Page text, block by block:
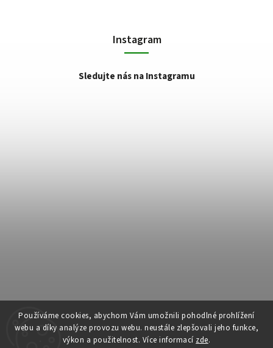
Používáme cookies, abychom Vám umožnili pohodlné prohlížení
webu a díky analýze provozu webu. neustále zlepšovali jeho funkce,
výkon a použitelnost. Více informací zde.
Instagram
Sledujte nás na Instagramu